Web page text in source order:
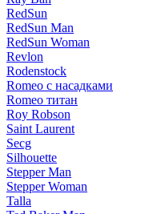
RedSun
RedSun Man
RedSun Woman
Revlon
Rodenstock
Romeo с насадками
Romeo титан
Roy Robson
Saint Laurent
Secg
Silhouette
Stepper Man
Stepper Woman
Talla